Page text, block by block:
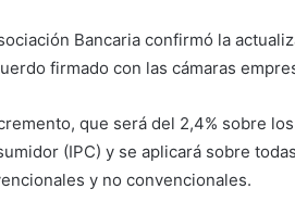
Bancaria confirmó la
firmado con las cámaras
que será del 2,4% sobre
(IPC) y se aplicará sobre
y no convencionales.